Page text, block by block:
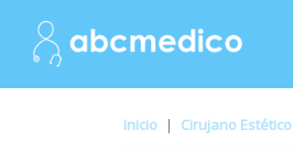
Inicio | Cirujano Estético